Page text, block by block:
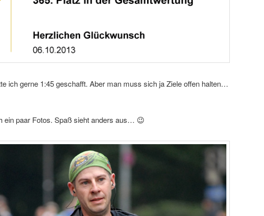
ich gerne 1:45 geschafft. Aber man muss sich ja Ziele offen halten…
ein paar Fotos. Spaß sieht anders aus… 😉